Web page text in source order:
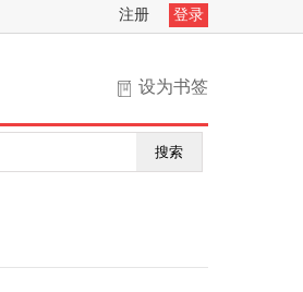
注册 登录
设为书签
搜索